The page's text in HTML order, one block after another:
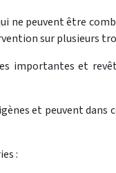
ne peuvent être
sur plusieurs
importantes et
et peuvent
: